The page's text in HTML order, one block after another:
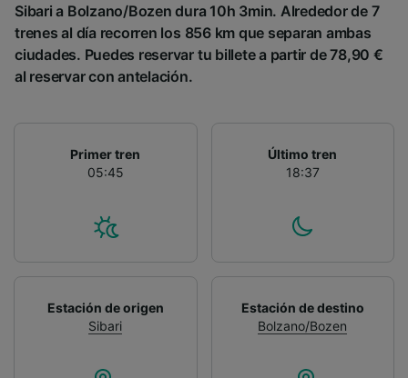
Sibari a Bolzano/Bozen dura 10h 3min. Alrededor de 7
trenes al día recorren los 856 km que separan ambas
ciudades. Puedes reservar tu billete a partir de 78,90 €
al reservar con antelación.
Primer tren
05:45
Último tren
18:37
Estación de origen
Sibari
Estación de destino
Bolzano/Bozen